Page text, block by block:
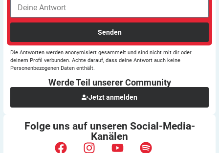
Senden
Die Antworten werden anonymisiert gesammelt und sind nicht mit dir oder
deinem Profil verbunden. Achte darauf, dass deine Antwort auch keine
Personenbezogenen Daten enthält.
Werde Teil unserer Community
Jetzt anmelden
Folge uns auf unseren Social-Media-
Kanälen